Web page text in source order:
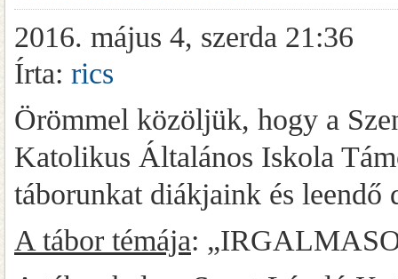
2016. május 4, szerda 21:36
Írta: rics
Örömmel közöljük, hogy a
Katolikus Általános Iskola
táborunkat diákjaink és leendő
A tábor témája: